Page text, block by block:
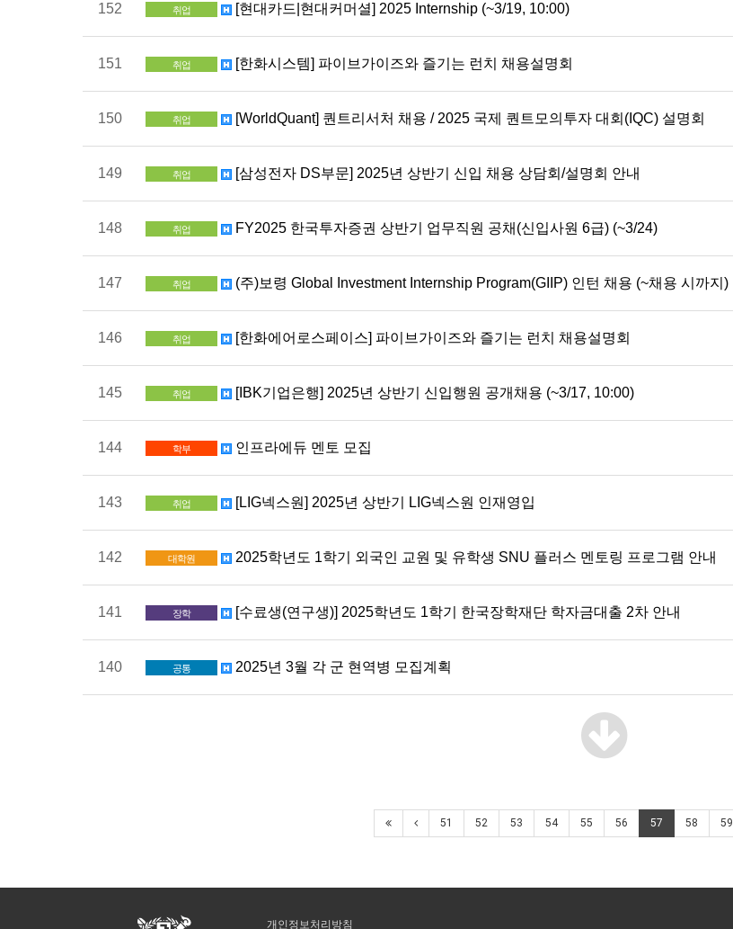
152 취업 [현대카드|현대커머셜] 2025 Internship (~3/19, 10:00)
151 취업 [한화시스템] 파이브가이즈와 즐기는 런치 채용설명회
150 취업 [WorldQuant] 퀀트리서처 채용 / 2025 국제 퀀트모의투자 대회(IQC) 설명회
149 취업 [삼성전자 DS부문] 2025년 상반기 신입 채용 상담회/설명회 안내
148 취업 FY2025 한국투자증권 상반기 업무직원 공채(신입사원 6급) (~3/24)
147 취업 (주)보령 Global Investment Internship Program(GIIP) 인턴 채용 (~채용 시까지)
146 취업 [한화에어로스페이스] 파이브가이즈와 즐기는 런치 채용설명회
145 취업 [IBK기업은행] 2025년 상반기 신입행원 공개채용 (~3/17, 10:00)
144 학부 인프라에듀 멘토 모집
143 취업 [LIG넥스원] 2025년 상반기 LIG넥스원 인재영입
142 대학원 2025학년도 1학기 외국인 교원 및 유학생 SNU 플러스 멘토링 프로그램 안내
141 장학 [수료생(연구생)] 2025학년도 1학기 한국장학재단 학자금대출 2차 안내
140 공통 2025년 3월 각 군 현역병 모집계획
51 52 53 54 55 56 57 58 59
개인정보처리방침